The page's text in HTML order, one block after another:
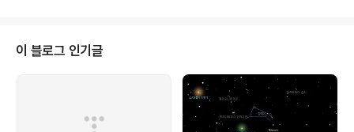
때도 있다. 푸른 창공에서 벗어나는 것은 힘이 들지만, 저 높이 날면서 평상 시
흐릿하게만 보았던 것들과 바빠서 무..
이 블로그 인기글